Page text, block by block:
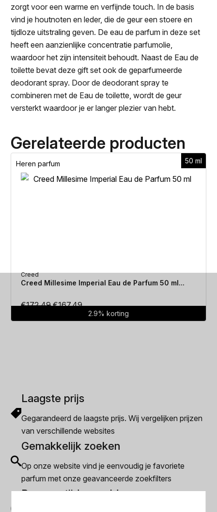
zorgt voor een warme en verfijnde touch. In de basis
vind je houtnoten en leder, die de geur een stoere en
tijdloze uitstraling geven. De eau de parfum in deze set
heeft een aanzienlijke concentratie parfumolie,
waardoor het zijn intensiteit behoudt. Naast de Eau de
toilette bevat deze gift set ook de geparfumeerde
deodorant spray. Door de deodorant spray te
combineren met de Eau de toilette, wordt de geur
versterkt waardoor je er langer plezier van hebt.
Gerelateerde producten
50 ml
Heren parfum
Creed
Creed Millesime Imperial Eau de Parfum 50 ml...
€172.49Oorspronkelijke
€167.49Huidige
prijs
2.9% korting
Laagste prijs
Gegarandeerd de laagste prijs. Wij vergelijken prijzen
van verschillende websites
Gemakkelijk zoeken
Op onze website vind je eenvoudig je favoriete
parfum met onze geavanceerde zoekfilters
Bespaar tijd en geld